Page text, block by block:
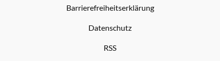
Barrierefreiheitserklärung
Datenschutz
RSS